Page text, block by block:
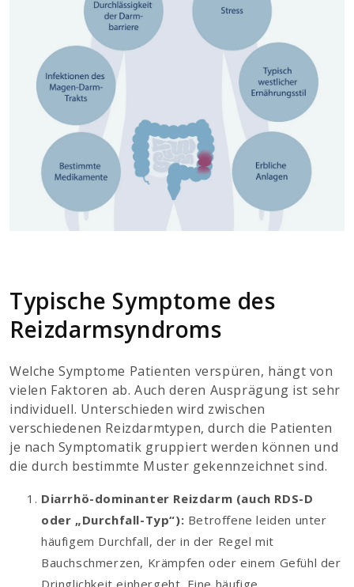
Typische Symptome des
Reizdarmsyndroms
Welche Symptome Patienten verspüren, hängt von
vielen Faktoren ab. Auch deren Ausprägung ist sehr
individuell. Unterschieden wird zwischen
verschiedenen Reizdarmtypen, durch die Patienten
je nach Symptomatik gruppiert werden können und
die durch bestimmte Muster gekennzeichnet sind.
Diarrhö-dominanter Reizdarm (auch RDS-D
oder „Durchfall-Typ“): Betroffene leiden unter
häufigem Durchfall, der in der Regel mit
Bauchschmerzen, Krämpfen oder einem Gefühl der
Dringlichkeit einhergeht. Eine häufige